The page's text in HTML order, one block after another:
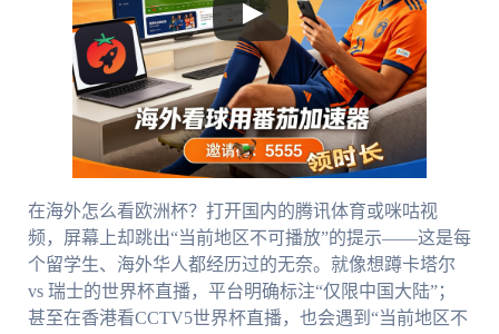
在海外怎么看欧洲杯？打开国内的腾讯体育或咪咕视
频，屏幕上却跳出“当前地区不可播放”的提示——这是每
个留学生、海外华人都经历过的无奈。就像想蹲卡塔尔
vs 瑞士的世界杯直播，平台明确标注“仅限中国大陆”；
甚至在香港看CCTV5世界杯直播，也会遇到“当前地区不